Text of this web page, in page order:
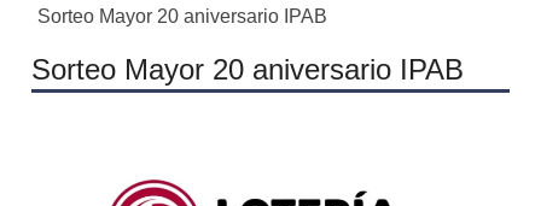
Sorteo Mayor 20 aniversario IPAB
Sorteo Mayor 20 aniversario IPAB